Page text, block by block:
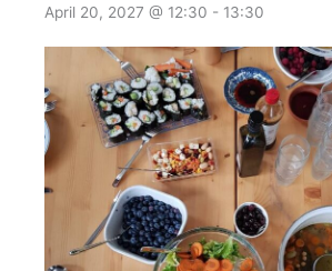
April 20, 2027 @ 12:30 - 13:30